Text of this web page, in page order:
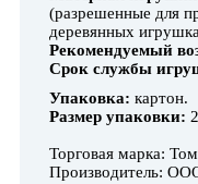
(разрешенные для
деревянных
Рекомендуемый
Срок службы
Упаковка: картон.
Размер упаковки:
Торговая марка:
Производитель: